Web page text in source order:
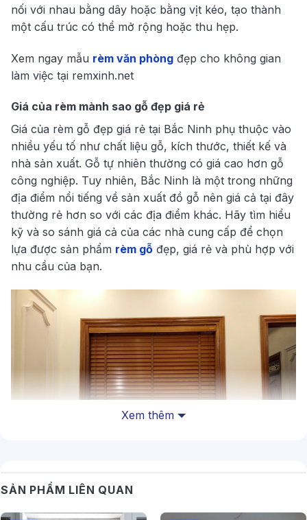
nối với nhau bằng dây hoặc bằng vịt kéo, tạo thành
một cấu trúc có thể mở rộng hoặc thu hẹp.
Xem ngay mẫu rèm văn phòng đẹp cho không gian
làm việc tại remxinh.net
Giá của rèm mành sao gỗ đẹp giá rẻ
Giá của rèm gỗ đẹp giá rẻ tại Bắc Ninh phụ thuộc vào
nhiều yếu tố như chất liệu gỗ, kích thước, thiết kế và
nhà sản xuất. Gỗ tự nhiên thường có giá cao hơn gỗ
công nghiệp. Tuy nhiên, Bắc Ninh là một trong những
địa điểm nổi tiếng về sản xuất đồ gỗ nên giá cả tại đây
thường rẻ hơn so với các địa điểm khác. Hãy tìm hiểu
kỹ và so sánh giá cả của các nhà cung cấp để chọn
lựa được sản phẩm rèm gỗ đẹp, giá rẻ và phù hợp với
nhu cầu của bạn.
Xem thêm
SẢN PHẨM LIÊN QUAN